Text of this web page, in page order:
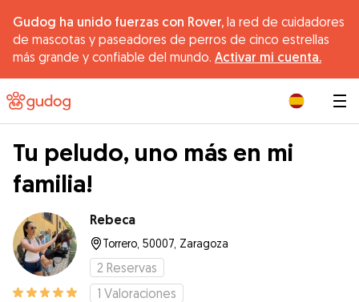
Gudog ha unido fuerzas con Rover, la red de cuidadores
de mascotas y paseadores de perros de cinco estrellas
más grande y confiable del mundo. Activar mi cuenta.
Tu peludo, uno más en mi
familia!
Rebeca
Torrero, 50007, Zaragoza
2 Reservas
1 Valoraciones